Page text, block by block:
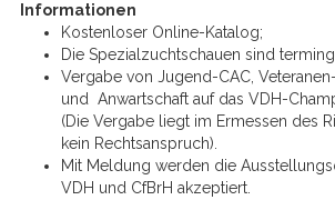
Informationen
Kostenloser Online-Katalog;
Die Spezialzuchtschauen sind
Vergabe von Jugend-CAC,
und Anwartschaft auf das VDH-
(Die Vergabe liegt im Ermessen des
kein Rechtsanspruch).
Mit Meldung werden die
VDH und CfBrH akzeptiert.